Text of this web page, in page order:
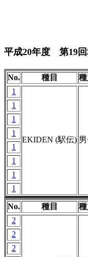
平成20年度 第19回
No. 種目 種
1
EKIDEN (駅伝)
1
1
1
1
1
1
1
No. 種目 種
2
2
2